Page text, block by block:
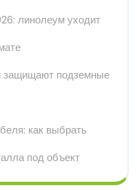
линолеум уходит
защищают подземные
как выбрать
под объект